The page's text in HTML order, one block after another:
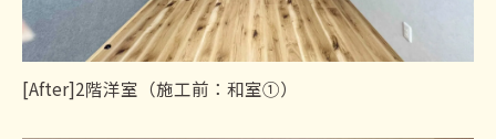
[After]2階洋室（施工前：和室①）